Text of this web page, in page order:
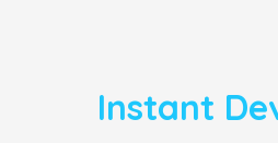
Instant